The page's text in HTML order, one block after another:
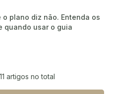
plano diz não. Entenda os
quando usar o guia
artigos no total